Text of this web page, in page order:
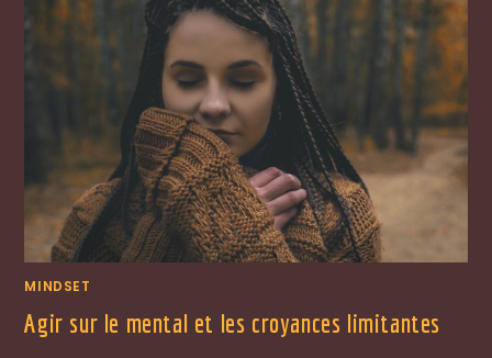
MINDSET
Agir sur le mental et les croyances limitantes